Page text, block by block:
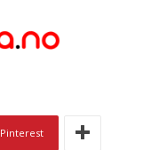
Pinterest